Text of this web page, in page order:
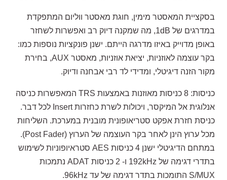
בסקציית המאסטר מימין, חוגת מאסטר ווליום המתפקדת
במדרגים של 1dB, מה שמקנה דיוק רב ואפשרות לשחזר
באופן מדוייק באיזו מדרגה הייתם. ישנן פונקציות נוספות כמו:
בקר עוצמה לאוזניות, יציאת אוזניות, מאסטר AUX, בחירת
מקור הזנה דיגיטלי, ומדידי לד רבי אבחנה ודיוק.
כניסות: 8 כניסות מאוזנות באמצעות TRS המאפשרות כניסה
אנלוגית אל המיקסר, ויכולות לשרת כחזרות Insert לכל דבר.
כניסת חזרת אפקט סטריאופונית מובנית במערכת. השליחות
מכל ערוץ הינן לאחר בקר העוצמה של הערוץ (Post Fader).
במתחם הדיגיטלי ישנן 4 כניסות AES סטראיופוניות לשימוש
בתדרי דגימה של 192kHz ו- 2 כניסות ADAT נתמכות
S/MUX התומכות בתדר דגימה של עד 96kHz.